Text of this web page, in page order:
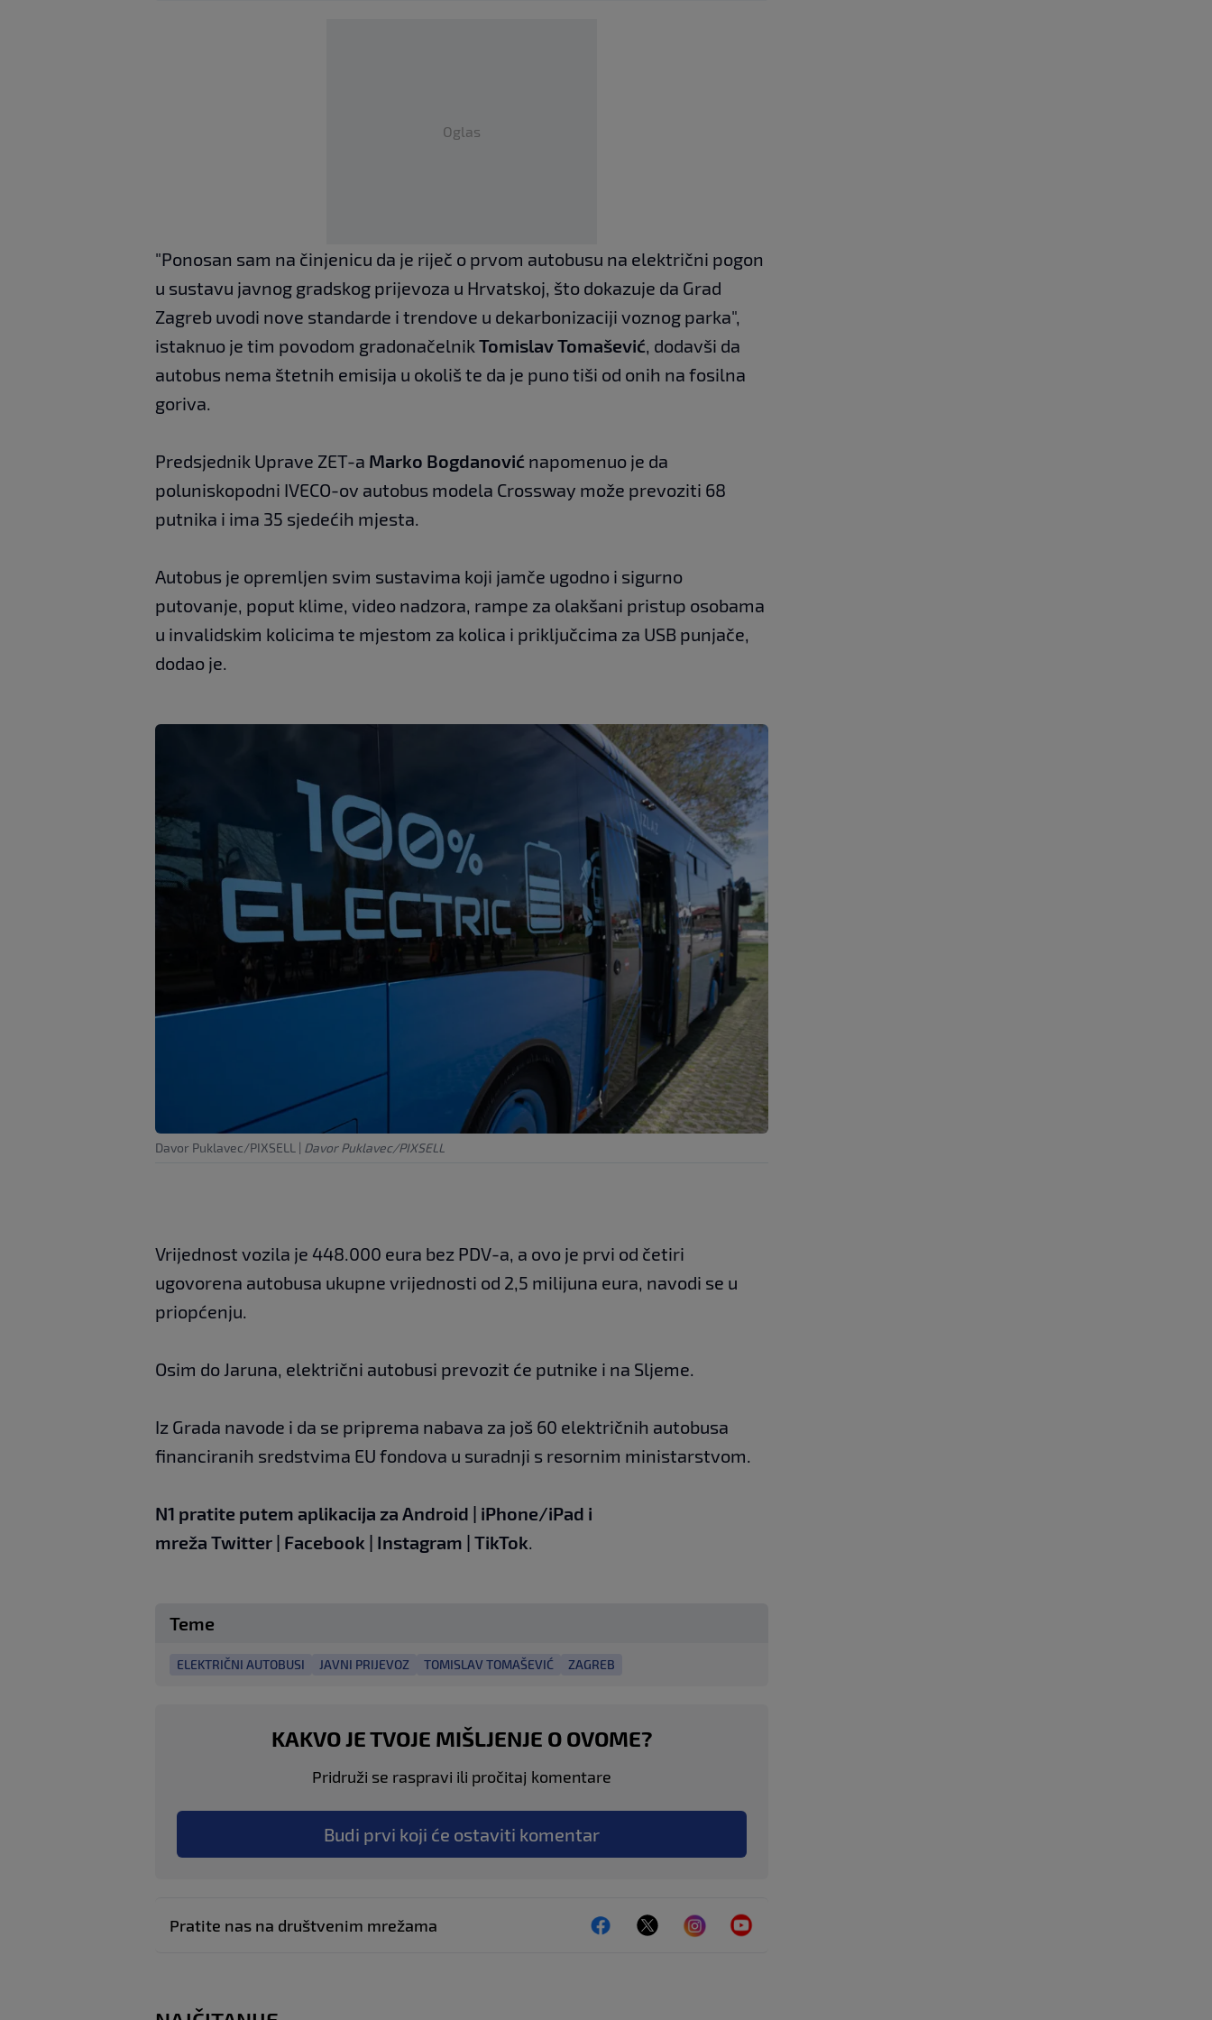
Oglas
"Ponosan sam na činjenicu da je riječ o prvom autobusu na električni pogon
u sustavu javnog gradskog prijevoza u Hrvatskoj, što dokazuje da Grad
Zagreb uvodi nove standarde i trendove u dekarbonizaciji voznog parka",
istaknuo je tim povodom gradonačelnik Tomislav Tomašević, dodavši da
autobus nema štetnih emisija u okoliš te da je puno tiši od onih na fosilna
goriva.
Predsjednik Uprave ZET-a Marko Bogdanović napomenuo je da
poluniskopodni IVECO-ov autobus modela Crossway može prevoziti 68
putnika i ima 35 sjedećih mjesta.
Autobus je opremljen svim sustavima koji jamče ugodno i sigurno
putovanje, poput klime, video nadzora, rampe za olakšani pristup osobama
u invalidskim kolicima te mjestom za kolica i priključcima za USB punjače,
dodao je.
Davor Puklavec/PIXSELL | Davor Puklavec/PIXSELL
Vrijednost vozila je 448.000 eura bez PDV-a, a ovo je prvi od četiri
ugovorena autobusa ukupne vrijednosti od 2,5 milijuna eura, navodi se u
priopćenju.
Osim do Jaruna, električni autobusi prevozit će putnike i na Sljeme.
Iz Grada navode i da se priprema nabava za još 60 električnih autobusa
financiranih sredstvima EU fondova u suradnji s resornim ministarstvom.
N1 pratite putem aplikacija za Android | iPhone/iPad i
mreža Twitter | Facebook | Instagram | TikTok
Teme
ELEKTRIČNI AUTOBUSI JAVNI PRIJEVOZ TOMISLAV TOMAŠEVIĆ ZAGREB
KAKVO JE TVOJE MIŠLJENJE O OVOME?
Pridruži se raspravi ili pročitaj komentare
Budi prvi koji će ostaviti komentar
Pratite nas na društvenim mrežama